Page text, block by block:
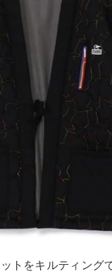
トをキルティング